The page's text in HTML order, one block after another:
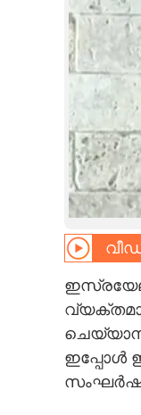
LIFESTYLE
SPIRITUAL
CARTOONS
LITERATURE
ഇപ്പോൾ